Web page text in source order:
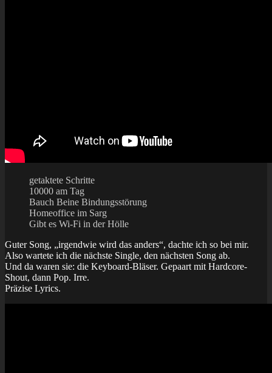
getaktete Schritte
10000 am Tag
Bauch Beine Bindungsstörung
Homeoffice im Sarg
Gibt es Wi-Fi in der Hölle
Guter Song, „irgendwie wird das anders“, dachte ich so bei mir.
Also wartete ich die nächste Single, den nächsten Song ab.
Und da waren sie: die Keyboard-Bläser. Gepaart mit Hardcore-
Shout, dann Pop. Irre.
Präzise Lyrics.